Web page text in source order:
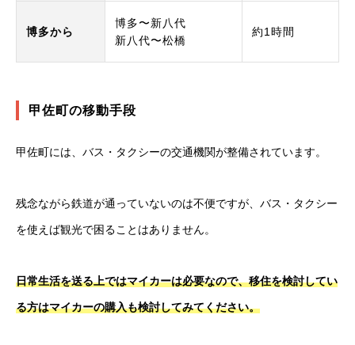
博多から
博多〜新八代
新八代〜松橋
約1時間
甲佐町の移動手段
甲佐町には、バス・タクシーの交通機関が整備されています。
残念ながら鉄道が通っていないのは不便ですが、バス・タクシー
を使えば観光で困ることはありません。
日常生活を送る上ではマイカーは必要なので、移住を検討してい
る方はマイカーの購入も検討してみてください。